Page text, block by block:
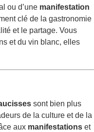
ou d’une manifestation
clé de la gastronomie
et le partage. Vous
et du vin blanc, elles
sont bien plus
de la culture et de la
aux manifestations et